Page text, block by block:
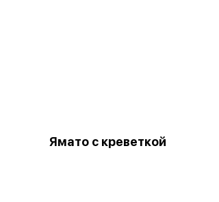
Ямато с креветкой